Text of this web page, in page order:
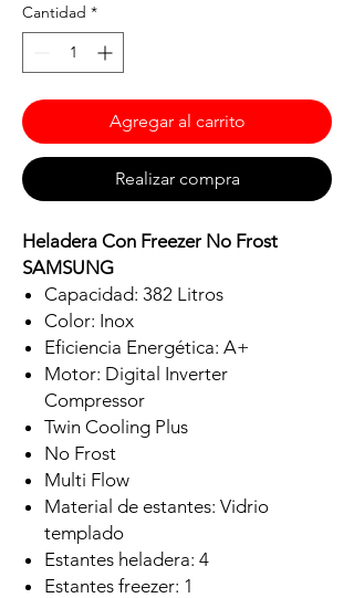
Cantidad *
Agregar al carrito
Realizar compra
Heladera Con Freezer No Frost
SAMSUNG
Capacidad: 382 Litros
Color: Inox
Eficiencia Energética: A+
Motor: Digital Inverter
Compressor
Twin Cooling Plus
No Frost
Multi Flow
Material de estantes: Vidrio
templado
Estantes heladera: 4
Estantes freezer: 1